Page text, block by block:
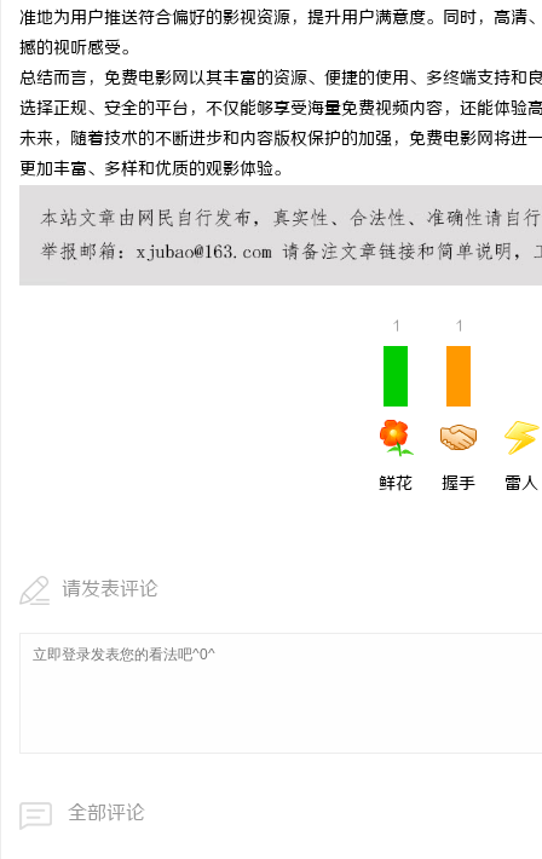
准地为用户推送符合偏好的影视资源，提升用户满意度。同时，高
撼的视听感受。
总结而言，免费电影网以其丰富的资源、便捷的使用、多终端支持
选择正规、安全的平台，不仅能够享受海量免费视频内容，还能体验
未来，随着技术的不断进步和内容版权保护的加强，免费电影网将
更加丰富、多样和优质的观影体验。
1
鲜花
1
握手 雷人
请发表评论
全部评论
武汉配眼镜 上海配眼镜